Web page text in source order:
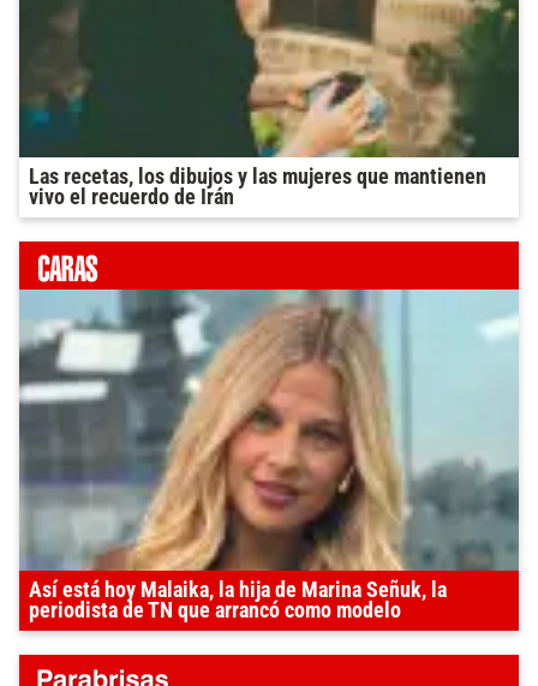
Las recetas, los dibujos y las mujeres que mantienen
vivo el recuerdo de Irán
Así está hoy Malaika, la hija de Marina Señuk, la
periodista de TN que arrancó como modelo